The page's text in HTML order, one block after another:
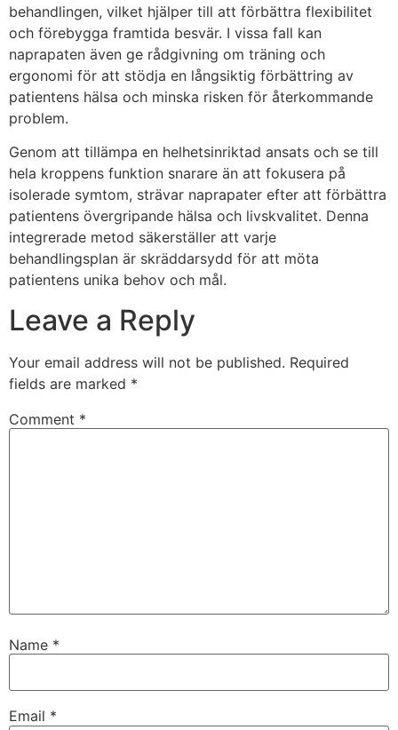
behandlingen, vilket hjälper till att förbättra flexibilitet
och förebygga framtida besvär. I vissa fall kan
naprapaten även ge rådgivning om träning och
ergonomi för att stödja en långsiktig förbättring av
patientens hälsa och minska risken för återkommande
problem.
Genom att tillämpa en helhetsinriktad ansats och se till
hela kroppens funktion snarare än att fokusera på
isolerade symtom, strävar naprapater efter att förbättra
patientens övergripande hälsa och livskvalitet. Denna
integrerade metod säkerställer att varje
behandlingsplan är skräddarsydd för att möta
patientens unika behov och mål.
Leave a Reply
Your email address will not be published. Required
fields are marked *
Comment *
Name *
Email *